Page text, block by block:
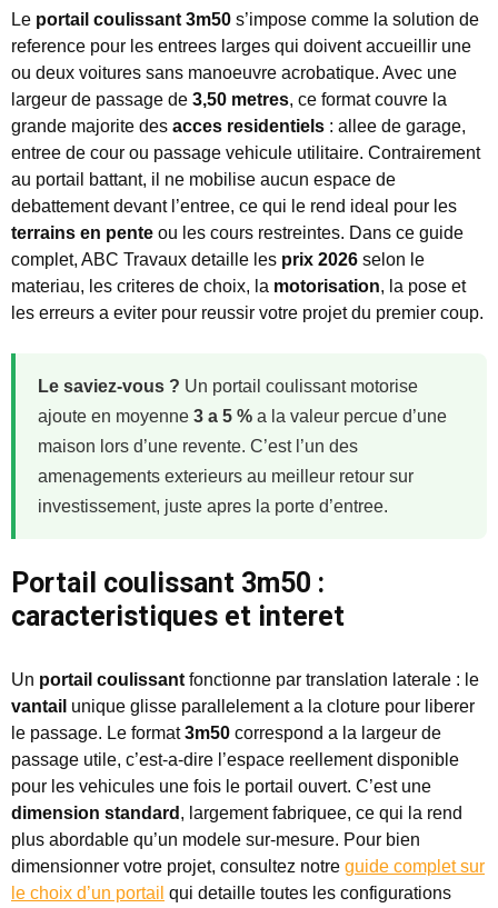
Le portail coulissant 3m50 s’impose comme la solution de
reference pour les entrees larges qui doivent accueillir une
ou deux voitures sans manoeuvre acrobatique. Avec une
largeur de passage de 3,50 metres, ce format couvre la
grande majorite des acces residentiels : allee de garage,
entree de cour ou passage vehicule utilitaire. Contrairement
au portail battant, il ne mobilise aucun espace de
debattement devant l’entree, ce qui le rend ideal pour les
terrains en pente ou les cours restreintes. Dans ce guide
complet, ABC Travaux detaille les prix 2026 selon le
materiau, les criteres de choix, la motorisation, la pose et
les erreurs a eviter pour reussir votre projet du premier coup.
Le saviez-vous ? Un portail coulissant motorise
ajoute en moyenne 3 a 5 % a la valeur percue d’une
maison lors d’une revente. C’est l’un des
amenagements exterieurs au meilleur retour sur
investissement, juste apres la porte d’entree.
Portail coulissant 3m50 :
caracteristiques et interet
Un portail coulissant fonctionne par translation laterale : le
vantail unique glisse parallelement a la cloture pour liberer
le passage. Le format3m50 correspond a la largeur de
passage utile, c’est-a-dire l’espace reellement disponible
pour les vehicules une fois le portail ouvert. C’est une
dimension standard , largement fabriquee, ce qui la rend
plus abordable qu’un modele sur-mesure. Pour bien
dimensionner votre projet, consultez notre guide complet sur
le choix d’un portail qui detaille toutes les configurations